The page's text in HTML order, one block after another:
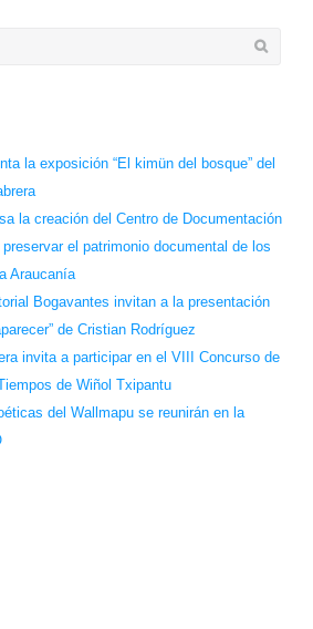
la exposición “El kimün del bosque” del
la creación del Centro de Documentación
el patrimonio documental de los
Araucanía
Bogavantes invitan a la presentación
de Cristian Rodríguez
invita a participar en el VIII Concurso de
de Wiñol Txipantu
del Wallmapu se reunirán en la